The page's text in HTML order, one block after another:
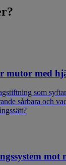
mutor med
som
sårbara och
mot